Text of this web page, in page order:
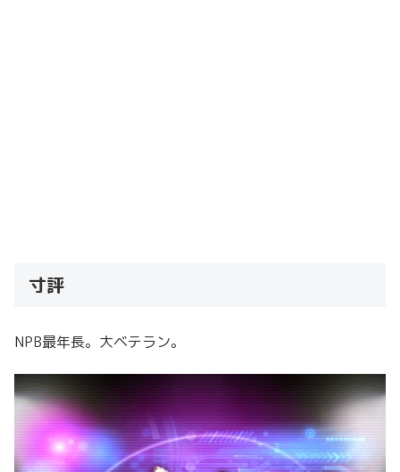
寸評
NPB最年長。大ベテラン。